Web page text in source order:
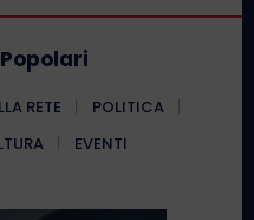
RETE
POLITICA
EVENTI